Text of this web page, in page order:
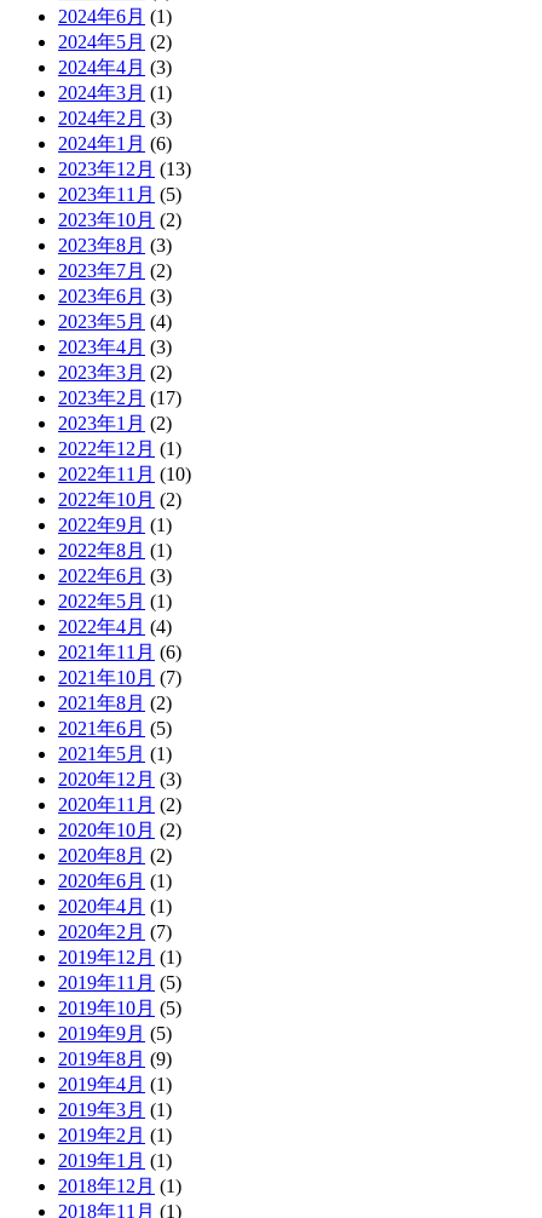
2024年6月 (1)
2024年5月 (2)
2024年4月 (3)
2024年3月 (1)
2024年2月 (3)
2024年1月 (6)
2023年12月 (13)
2023年11月 (5)
2023年10月 (2)
2023年8月 (3)
2023年7月 (2)
2023年6月 (3)
2023年5月 (4)
2023年4月 (3)
2023年3月 (2)
2023年2月 (17)
2023年1月 (2)
2022年12月 (1)
2022年11月 (10)
2022年10月 (2)
2022年9月 (1)
2022年8月 (1)
2022年6月 (3)
2022年5月 (1)
2022年4月 (4)
2021年11月 (6)
2021年10月 (7)
2021年8月 (2)
2021年6月 (5)
2021年5月 (1)
2020年12月 (3)
2020年11月 (2)
2020年10月 (2)
2020年8月 (2)
2020年6月 (1)
2020年4月 (1)
2020年2月 (7)
2019年12月 (1)
2019年11月 (5)
2019年10月 (5)
2019年9月 (5)
2019年8月 (9)
2019年4月 (1)
2019年3月 (1)
2019年2月 (1)
2019年1月 (1)
2018年12月 (1)
2018年11月 (1)